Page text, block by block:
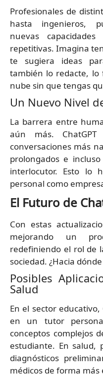
Profesionales de
hasta ingenieros,
nuevas
repetitivas. Imagina
te sugiera ideas
también lo redacte,
nube sin que tengas
Un Nuevo Nivel
La barrera entre
aún más.
conversaciones más
prolongados e
interlocutor. Esto lo
personal como
El Futuro de
Con estas
mejorando un
redefiniendo el rol de
sociedad. ¿Hacia
Posibles
Salud
En el sector
en un tutor
conceptos complejos
estudiante. En salud,
diagnósticos
médicos de forma más